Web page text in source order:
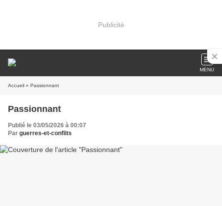
Publicité
MENU
Accueil » Passionnant
Passionnant
Publié le 03/05/2026 à 00:07
Par guerres-et-conflits